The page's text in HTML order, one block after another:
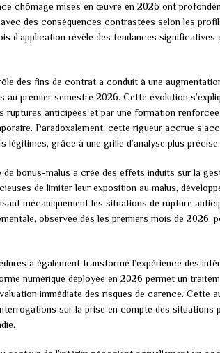
chômage mises en œuvre en 2026 ont
des conséquences contrastées selon les
d’application révèle des tendances
des fins de contrat a conduit à une
au premier semestre 2026. Cette évolution
ruptures anticipées et par une formation
Paradoxalement, cette rigueur accrue
légitimes, grâce à une grille d’analyse plus précise.
de bonus-malus a créé des effets induits sur la
de limiter leur exposition au malus,
mécaniquement les situations de rupture
observée dès les premiers mois de 2026,
a également transformé l’expérience des
numérique déployée en 2026 permet un
immédiate des risques de carence. Cette
sur la prise en compte des situations